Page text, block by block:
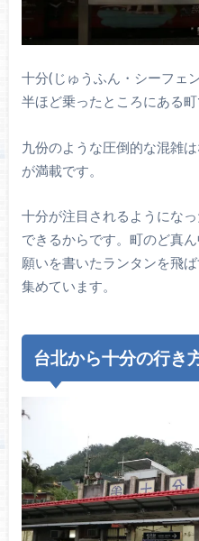
十分(じゅうふん・シーフェ
半ほど乗ったところにある町
九份のような圧倒的な混雑
が満載です。
十分が注目されるようにな
できるからです。町のど真
願いを書いたランタンを飛
集めています。
台北から十分の行き